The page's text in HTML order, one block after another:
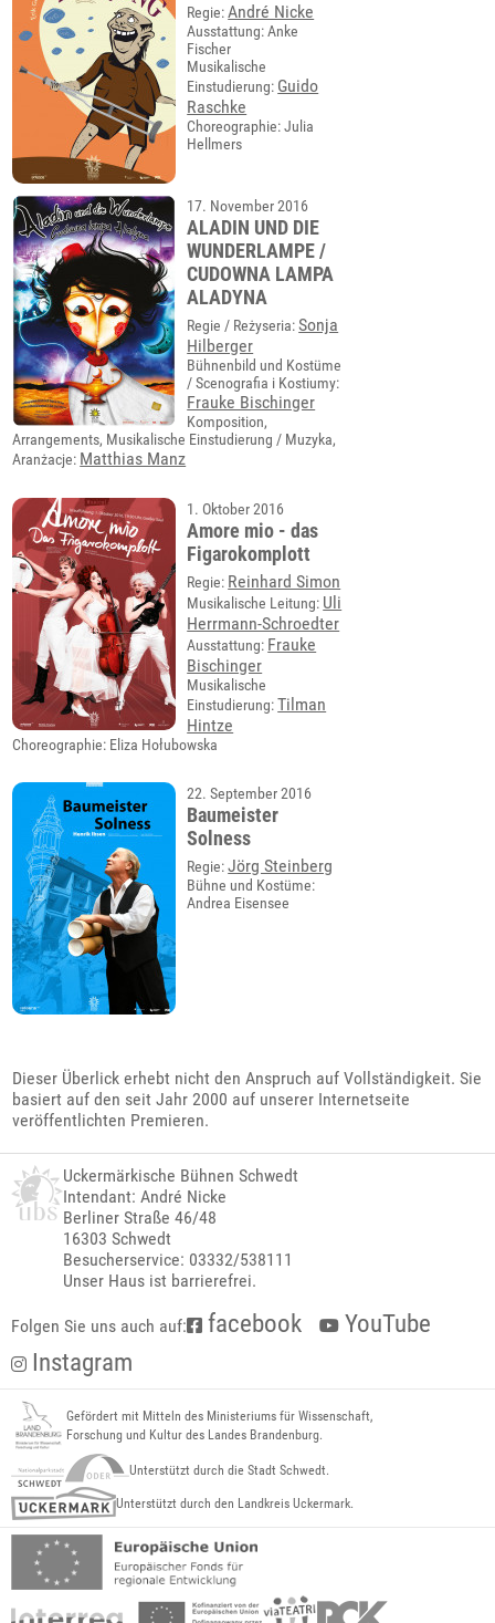
Regie:André Nicke
Ausstattung: Anke
Fischer
Musikalische
Einstudierung: Guido
Raschke
Choreographie: Julia
Hellmers
17. November 2016
ALADIN UND DIE
WUNDERLAMPE /
CUDOWNA LAMPA
ALADYNA
Regie / Reżyseria:Sonja
Hilberger
Bühnenbild und Kostüme
/ Scenografia i Kostiumy:
Frauke Bischinger
Komposition,
Arrangements, Musikalische Einstudierung / Muzyka,
Aranżacje: Matthias Manz
1. Oktober 2016
Amore mio - das
Figarokomplott
Regie: Reinhard Simon
Musikalische Leitung: Uli
Herrmann-Schroedter
Ausstattung: Frauke
Bischinger
Musikalische
Einstudierung:Tilman
Hintze
Choreographie: Eliza Hołubowska
22. September 2016
Baumeister
Solness
Regie:Jörg Steinberg
Bühne und Kostüme:
Andrea Eisensee
Dieser Überlick erhebt nicht den Anspruch auf Vollständigkeit. Sie
basiert auf den seit Jahr 2000 auf unserer Internetseite
veröffentlichten Premieren.
Uckermärkische Bühnen Schwedt
Intendant: André Nicke
Berliner Straße 46/48
16303 Schwedt
Besucherservice: 03332/538111
Unser Haus ist barrierefrei.
Folgen Sie uns auch auf: facebook
YouTube
Instagram
Gefördert mit Mitteln des Ministeriums für Wissenschaft,
Forschung und Kultur des Landes Brandenburg.
Unterstützt durch die Stadt Schwedt.
Unterstützt durch den Landkreis Uckermark.